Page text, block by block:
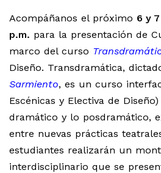
Acompáñanos el próximo 6 y
p.m. para la presentación de
marco del curso
Diseño. Transdramática,
Sarmiento, es un curso
Escénicas y Electiva de
dramático y lo posdramático,
entre nuevas prácticas
estudiantes realizarán un
interdisciplinario que se